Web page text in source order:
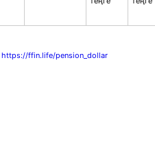
https://ffin.life/pension_dollar